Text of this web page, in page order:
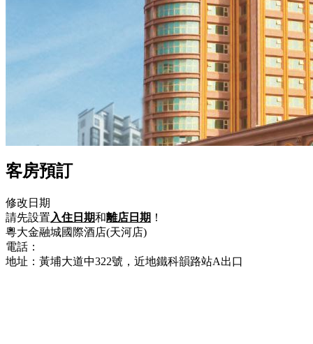
客房預訂
修改日期
請先設置 入住日期和離店日期 ！
粵大金融城國際酒店(天河店)
電話：
地址：黃埔大道中322號，近地鐵科韻路站A出口